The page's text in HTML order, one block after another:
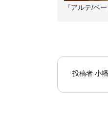
『アルテ/ベ
投稿者小幡